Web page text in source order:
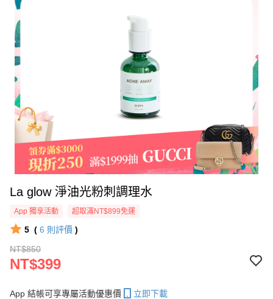
La glow 淨油光粉刺調理水
App 獨享活動 超取滿NT$899免運
5 ( 6 則評價 )
NT$850
NT$399
App 結帳可享專屬活動優惠價 立即下載